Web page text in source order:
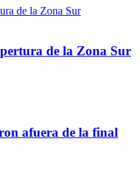
de la Zona Sur
afuera de la final